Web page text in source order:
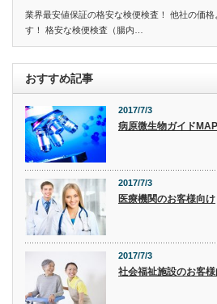
業界最安値保証の格安な検便検査！ 他社の価
す！ 格安な検便検査（腸内…
おすすめ記事
2017/7/3
病原微生物ガイドMAP
2017/7/3
医療機関のお客様向け
2017/7/3
社会福祉施設のお客